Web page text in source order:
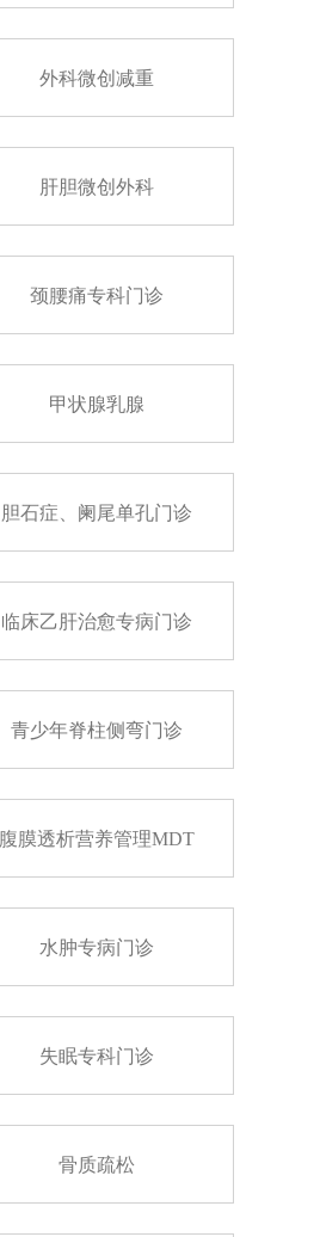
外科微创减重
肝胆微创外科
颈腰痛专科门诊
甲状腺乳腺
胆石症、阑尾单孔门诊
临床乙肝治愈专病门诊
青少年脊柱侧弯门诊
腹膜透析营养管理MDT
水肿专病门诊
失眠专科门诊
骨质疏松